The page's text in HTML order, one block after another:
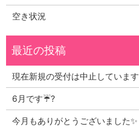
空き状況
現在新規の受付は中止しています
6月です☔?
今月もありがとうございました✨